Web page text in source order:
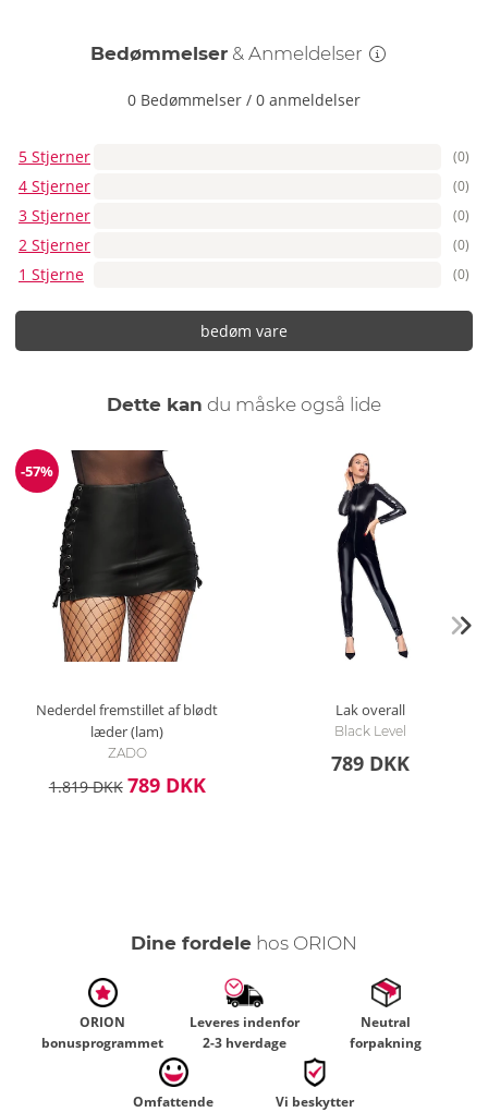
Hvordan rengør jeg læderbrystharnesset?
Rengør læderbrystharnesset med en fugtig klud. Hvis det er
nødvendigt, kan tørt læder plejes med en let læderfedt.
Bedømmelser & Anmeldelser
0 Bedømmelser / 0 anmeldelser
5 Stjerner (0)
4 Stjerner (0)
3 Stjerner (0)
2 Stjerner (0)
1 Stjerne (0)
bedøm vare
Dette kan du måske også lide
Rabat
-57%
Nederdel fremstillet af blødt
læder (lam)
ZADO
1.819 DKK 789 DKK
Lak overall
Black Level
789 DKK
Dine fordele hos ORION
ORION
bonusprogrammet
Leveres indenfor
2-3 hverdage
Neutral
forpakning
Omfattende
Vi beskytter